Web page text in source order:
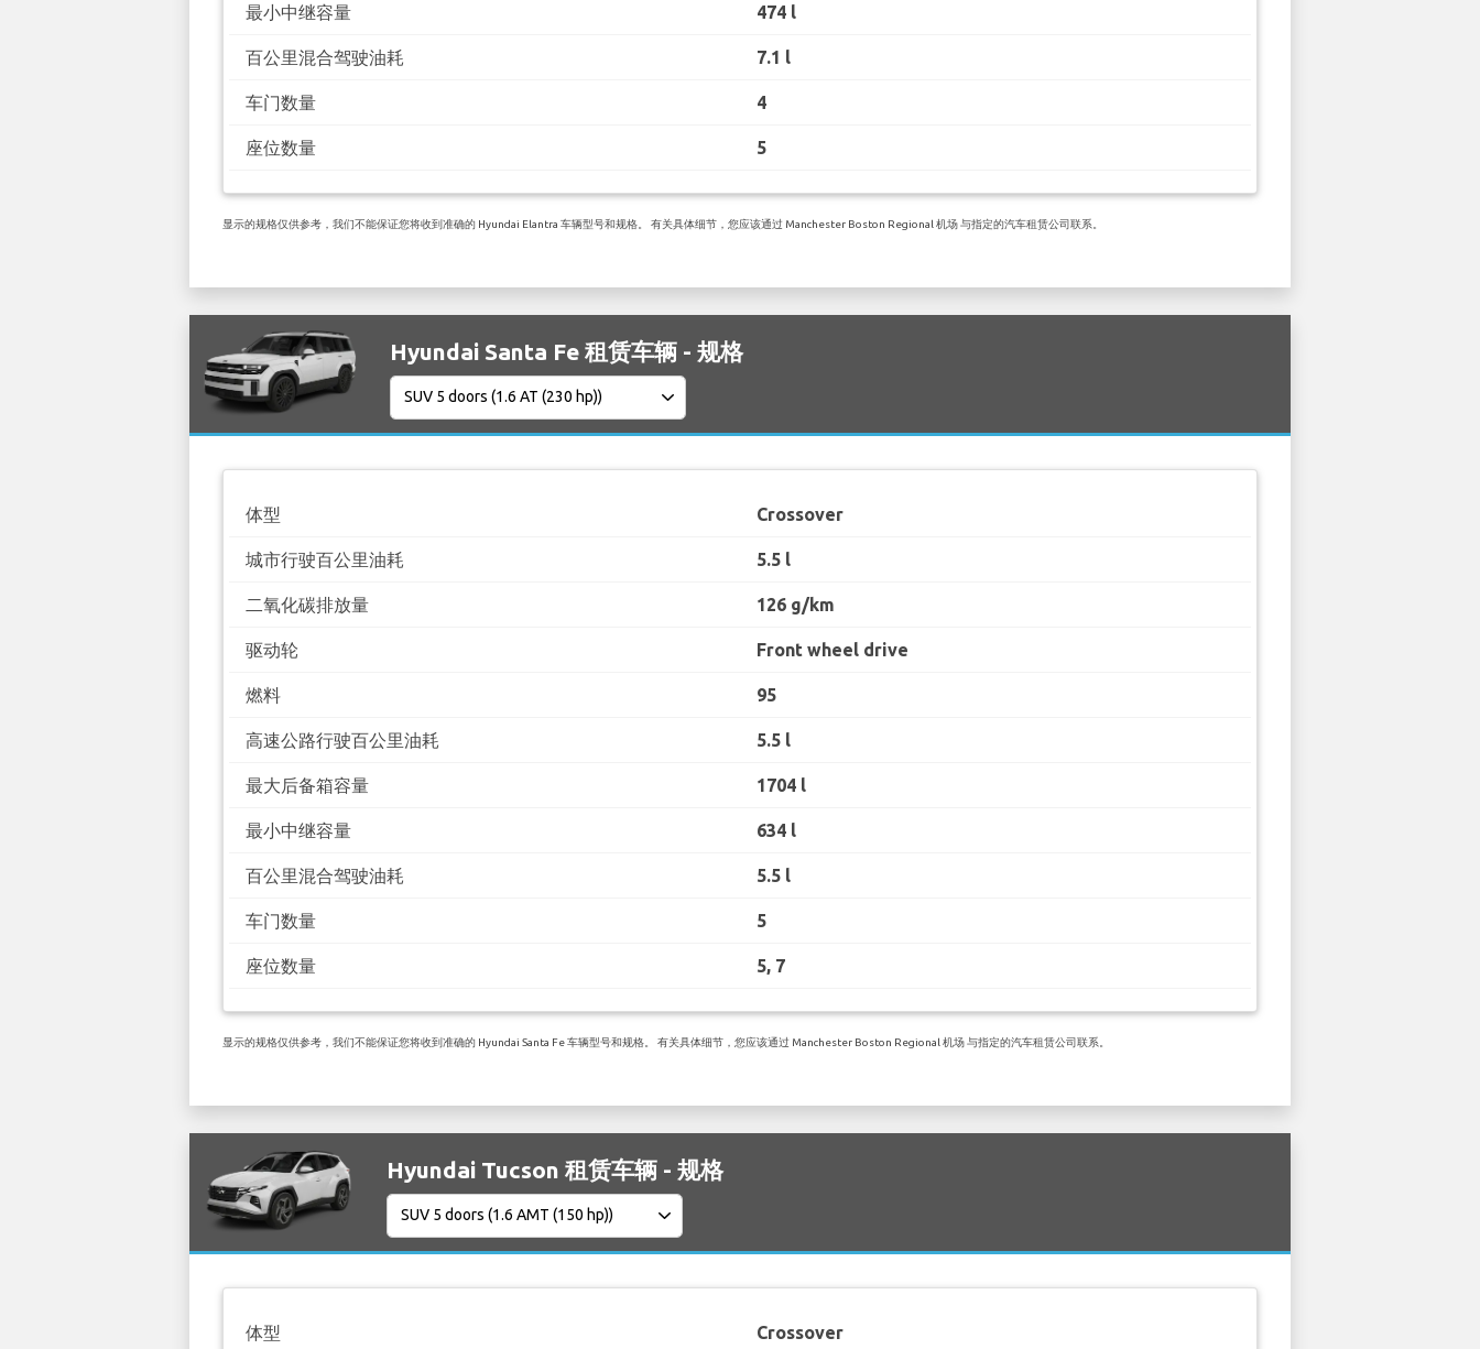
最小中继容量 474 l
百公里混合驾驶油耗 7.1 l
车门数量 4
座位数量 5
显示的规格仅供参考，我们不能保证您将收到准确的 Hyundai Elantra 车辆型号和规格。 有关具体细节，您应该通过 Manchester Boston Regional 机场 与指定的汽车租赁公司联系。
Hyundai Santa Fe 租赁车辆 - 规格
体型 Crossover
城市行驶百公里油耗 5.5 l
二氧化碳排放量 126 g/km
驱动轮 Front wheel drive
燃料 95
高速公路行驶百公里油耗 5.5 l
最大后备箱容量 1704 l
最小中继容量 634 l
百公里混合驾驶油耗 5.5 l
车门数量 5
座位数量 5, 7
显示的规格仅供参考，我们不能保证您将收到准确的 Hyundai Santa Fe 车辆型号和规格。 有关具体细节，您应该通过 Manchester Boston Regional 机场 与指定的汽车租赁公司联系。
Hyundai Tucson 租赁车辆 - 规格
体型 Crossover